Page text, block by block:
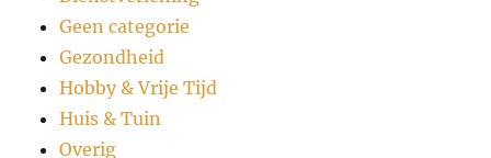
Geen categorie
Gezondheid
Hobby & Vrije Tijd
Huis & Tuin
Overig